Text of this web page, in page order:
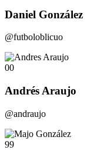
Daniel González
@futboloblicuo
00
Andrés Araujo
@andraujo
99